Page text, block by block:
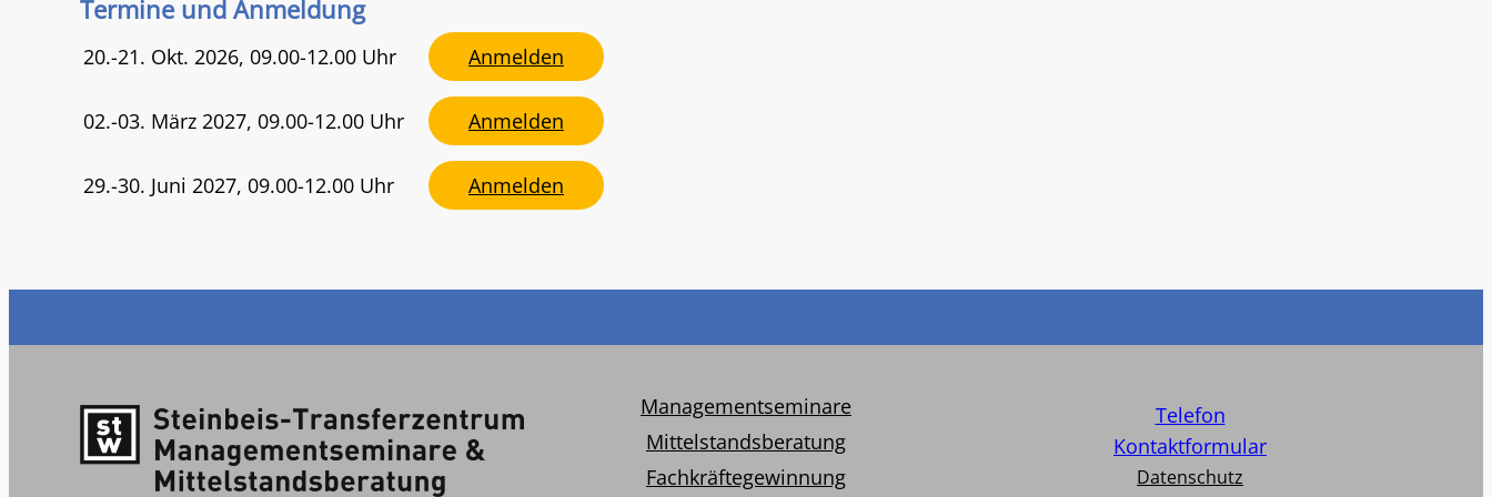
Termine und Anmeldung
20.-21. Okt. 2026, 09.00-12.00 Uhr Anmelden
02.-03. März 2027, 09.00-12.00 Uhr Anmelden
29.-30. Juni 2027, 09.00-12.00 Uhr Anmelden
Managementseminare
Mittelstandsberatung
Fachkräftegewinnung
Telefon
Kontaktformular
Datenschutz